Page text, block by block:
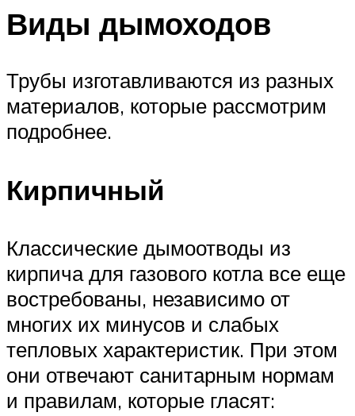
Виды дымоходов
Трубы изготавливаются из разных
материалов, которые рассмотрим
подробнее.
Кирпичный
Классические дымоотводы из
кирпича для газового котла все еще
востребованы, независимо от
многих их минусов и слабых
тепловых характеристик. При этом
они отвечают санитарным нормам
и правилам, которые гласят: